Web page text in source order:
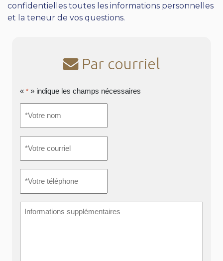
confidentielles toutes les informations personnelles
et la teneur de vos questions.
Par courriel
« * » indique les champs nécessaires
nom*
courriel*
téléphone *
supplémentaires